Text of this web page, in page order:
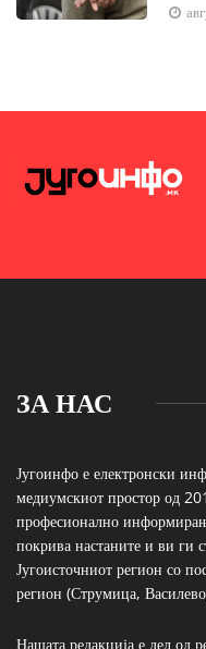
ЗА НАС
Југоинфо е електронски
медиумскиот простор од
професионално
покрива настаните и ви ги
Југоисточниот регион со
регион (Струмица,
Нашата редакција е дел од